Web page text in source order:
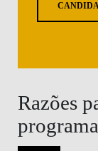
Razões
programa